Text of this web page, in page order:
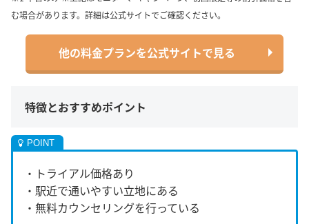
む場合があります。詳細は公式サイトでご確認ください。
他の料金プランを公式サイトで見る
特徴とおすすめポイント
・トライアル価格あり
・駅近で通いやすい立地にある
・無料カウンセリングを行っている